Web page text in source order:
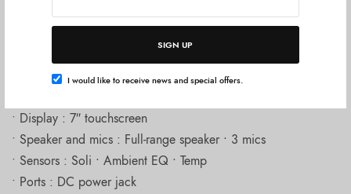
SIGN UP
I would like to receive news and special offers.
“Ready Semua Warna”
• Dimensions & Weight : 120.4 mm in H 177.4 mm in W
• Display : 7″ touchscreen
• Speaker and mics : Full-range speaker ∙ 3 mics
• Sensors : Soli ∙ Ambient EQ ∙ Temp
• Ports : DC power jack